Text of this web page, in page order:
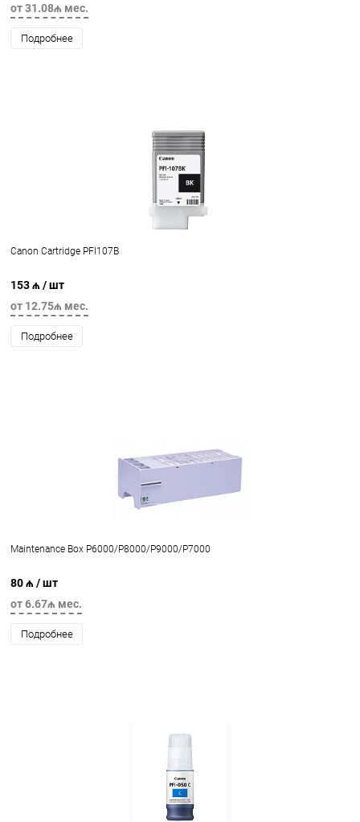
от 31.08₼ мес.
Подробнее
Canon Cartridge PFI107B
153 ₼ / шт
от 12.75₼ мес.
Подробнее
Maintenance Box P6000/P8000/P9000/P7000
80 ₼ / шт
от 6.67₼ мес.
Подробнее